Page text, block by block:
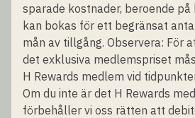
sparade kostnader, beroende
kan bokas för ett begränsat
mån av tillgång. Observera: För
det exklusiva medlemspriset
H Rewards medlem vid
Om du inte är det H Rewards
förbehåller vi oss rätten att